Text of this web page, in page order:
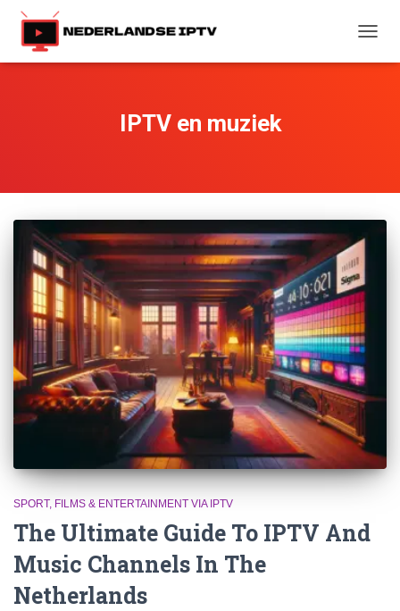
IPTV en muziek
SPORT, FILMS & ENTERTAINMENT VIA IPTV
The Ultimate Guide To IPTV And
Music Channels In The
Netherlands